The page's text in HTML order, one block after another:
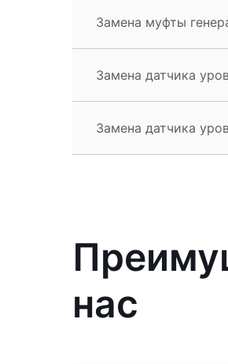
Замена муфты
Замена датчика
Замена датчика
нас